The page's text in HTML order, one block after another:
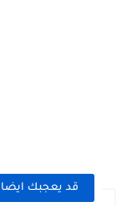
قد يعجبك ايضا